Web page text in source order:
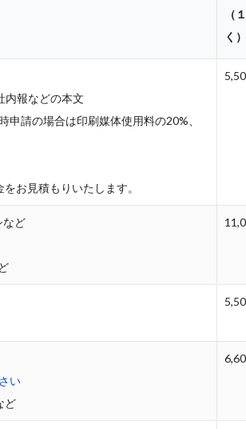
（
く）
内報などの本文
請の場合は印刷媒体使用料の20%、
お見積もりいたします。
など
い
ど